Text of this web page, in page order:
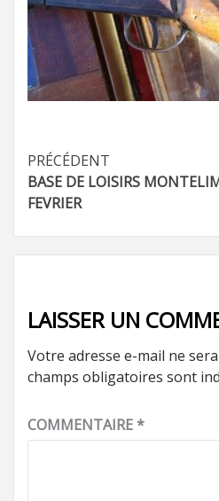
Navigation
d’article
PRÉCÉDENT
BASE DE LOISIRS
FEVRIER
LAISSER UN
Votre adresse e-mail ne
champs obligatoires sont
COMMENTAIRE*